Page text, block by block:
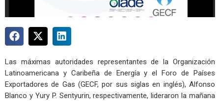
Las máximas autoridades representantes de la Organización
Latinoamericana y Caribeña de Energía y el Foro de Países
Exportadores de Gas (GECF, por sus siglas en inglés), Alfonso
Blanco y Yury P. Sentyurin, respectivamente, lideraron la mañana